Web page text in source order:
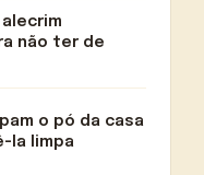
não ter de
o pó da casa
la limpa